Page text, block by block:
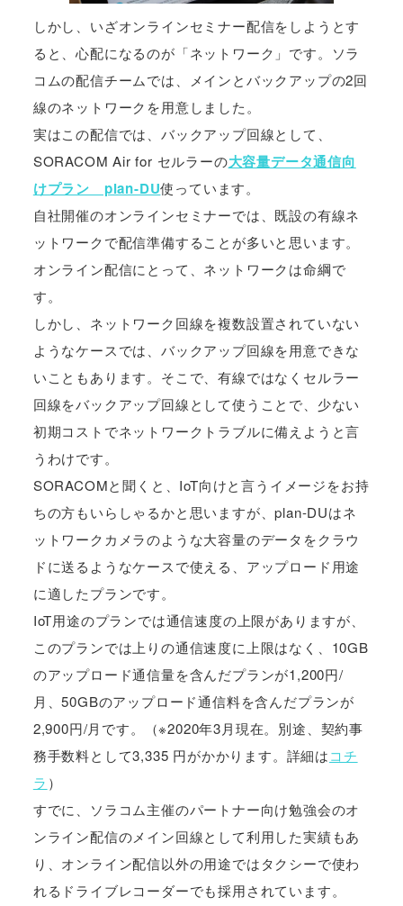
しかし、いざオンラインセミナー配信をしようとす
ると、心配になるのが「ネットワーク」です。ソラ
コムの配信チームでは、メインとバックアップの2回
線のネットワークを用意しました。
実はこの配信では、バックアップ回線として、
SORACOM Air for セルラーの大容量データ通信向
けプラン plan-DU使っています。
自社開催のオンラインセミナーでは、既設の有線ネ
ットワークで配信準備することが多いと思います。
オンライン配信にとって、ネットワークは命綱で
す。
しかし、ネットワーク回線を複数設置されていない
ようなケースでは、バックアップ回線を用意できな
いこともあります。そこで、有線ではなくセルラー
回線をバックアップ回線として使うことで、少ない
初期コストでネットワークトラブルに備えようと言
うわけです。
SORACOMと聞くと、IoT向けと言うイメージをお持
ちの方もいらしゃるかと思いますが、plan-DUはネ
ットワークカメラのような大容量のデータをクラウ
ドに送るようなケースで使える、アップロード用途
に適したプランです。
IoT用途のプランでは通信速度の上限がありますが、
このプランでは上りの通信速度に上限はなく、10GB
のアップロード通信量を含んだプランが1,200円/
月、50GBのアップロード通信料を含んだプランが
2,900円/月です。（※2020年3月現在。別途、契約事
務手数料として3,335 円がかかります。詳細はコチ
ラ ）
すでに、ソラコム主催のパートナー向け勉強会のオ
ンライン配信のメイン回線として利用した実績もあ
り、オンライン配信以外の用途ではタクシーで使わ
れるドライブレコーダーでも採用されています。